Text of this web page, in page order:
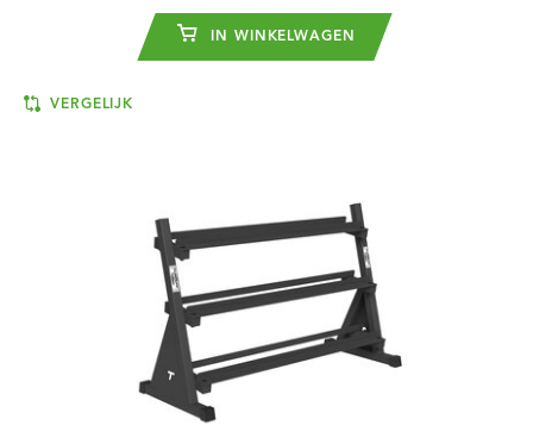
IN WINKELWAGEN
VERGELIJK